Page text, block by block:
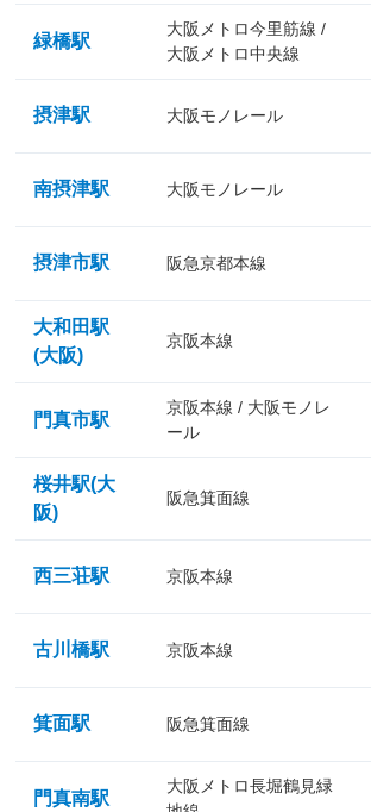
緑橋駅
大阪メトロ今里筋線 /
大阪メトロ中央線
摂津駅 大阪モノレール
南摂津駅 大阪モノレール
摂津市駅 阪急京都本線
大和田駅
(大阪)
京阪本線
門真市駅
京阪本線 / 大阪モノレ
ール
桜井駅(大
阪)
阪急箕面線
西三荘駅 京阪本線
古川橋駅 京阪本線
箕面駅 阪急箕面線
門真南駅
大阪メトロ長堀鶴見緑